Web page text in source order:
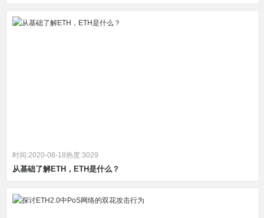
时间:2020-08-18热度:3029
从基础了解ETH，ETH是什么？